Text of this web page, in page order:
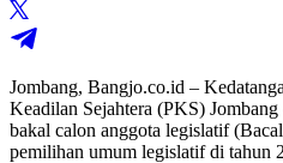
Jombang, Bangjo.co.id –
Keadilan Sejahtera (PKS)
bakal calon anggota legislatif
pemilihan umum legislatif di tahun